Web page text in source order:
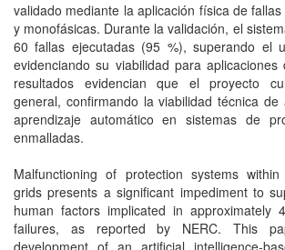
validado mediante la aplicación física de
y monofásicas. Durante la validación, el
60 fallas ejecutadas (95 %), superando el
evidenciando su viabilidad para
resultados evidencian que el proyecto
general, confirmando la viabilidad técnica de
aprendizaje automático en sistemas de
enmalladas.
Malfunctioning of protection systems
grids presents a significant impediment to
human factors implicated in approximately
failures, as reported by NERC. This
development of an artificial intelligence-